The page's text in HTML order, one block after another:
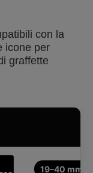
con la
icone per
graffette
19–40 mm